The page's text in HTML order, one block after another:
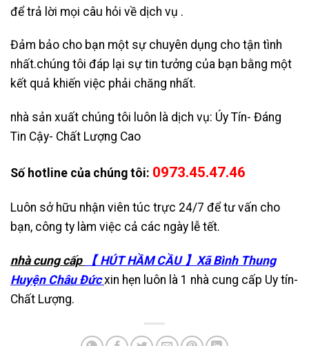
để trả lời mọi câu hỏi về dịch vụ .
Đảm bảo cho bạn một sự chuyên dụng cho tận tình
nhất.chúng tôi đáp lại sự tin tưởng của bạn bằng một
kết quả khiến việc phải chăng nhất.
nhà sản xuất chúng tôi luôn là dịch vụ: Úy Tín- Đáng
Tin Cậy- Chất Lượng Cao
Số hotline của chúng tôi: 0973.45.47.46
Luôn sở hữu nhận viên túc trực 24/7 để tư vấn cho
bạn, công ty làm việc cả các ngày lễ tết.
nhà cung cấp
【 HÚT HẦM CẦU 】Xã Bình Thung
Huyện Châu Đứcxin hẹn luôn là 1 nhà cung cấp Uy tín-
Chất Lượng.